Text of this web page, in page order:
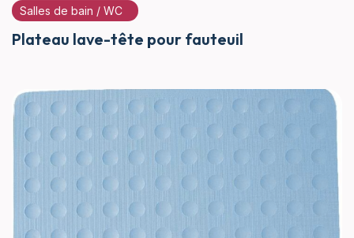
Salles de bain / WC
Plateau lave-tête pour fauteuil